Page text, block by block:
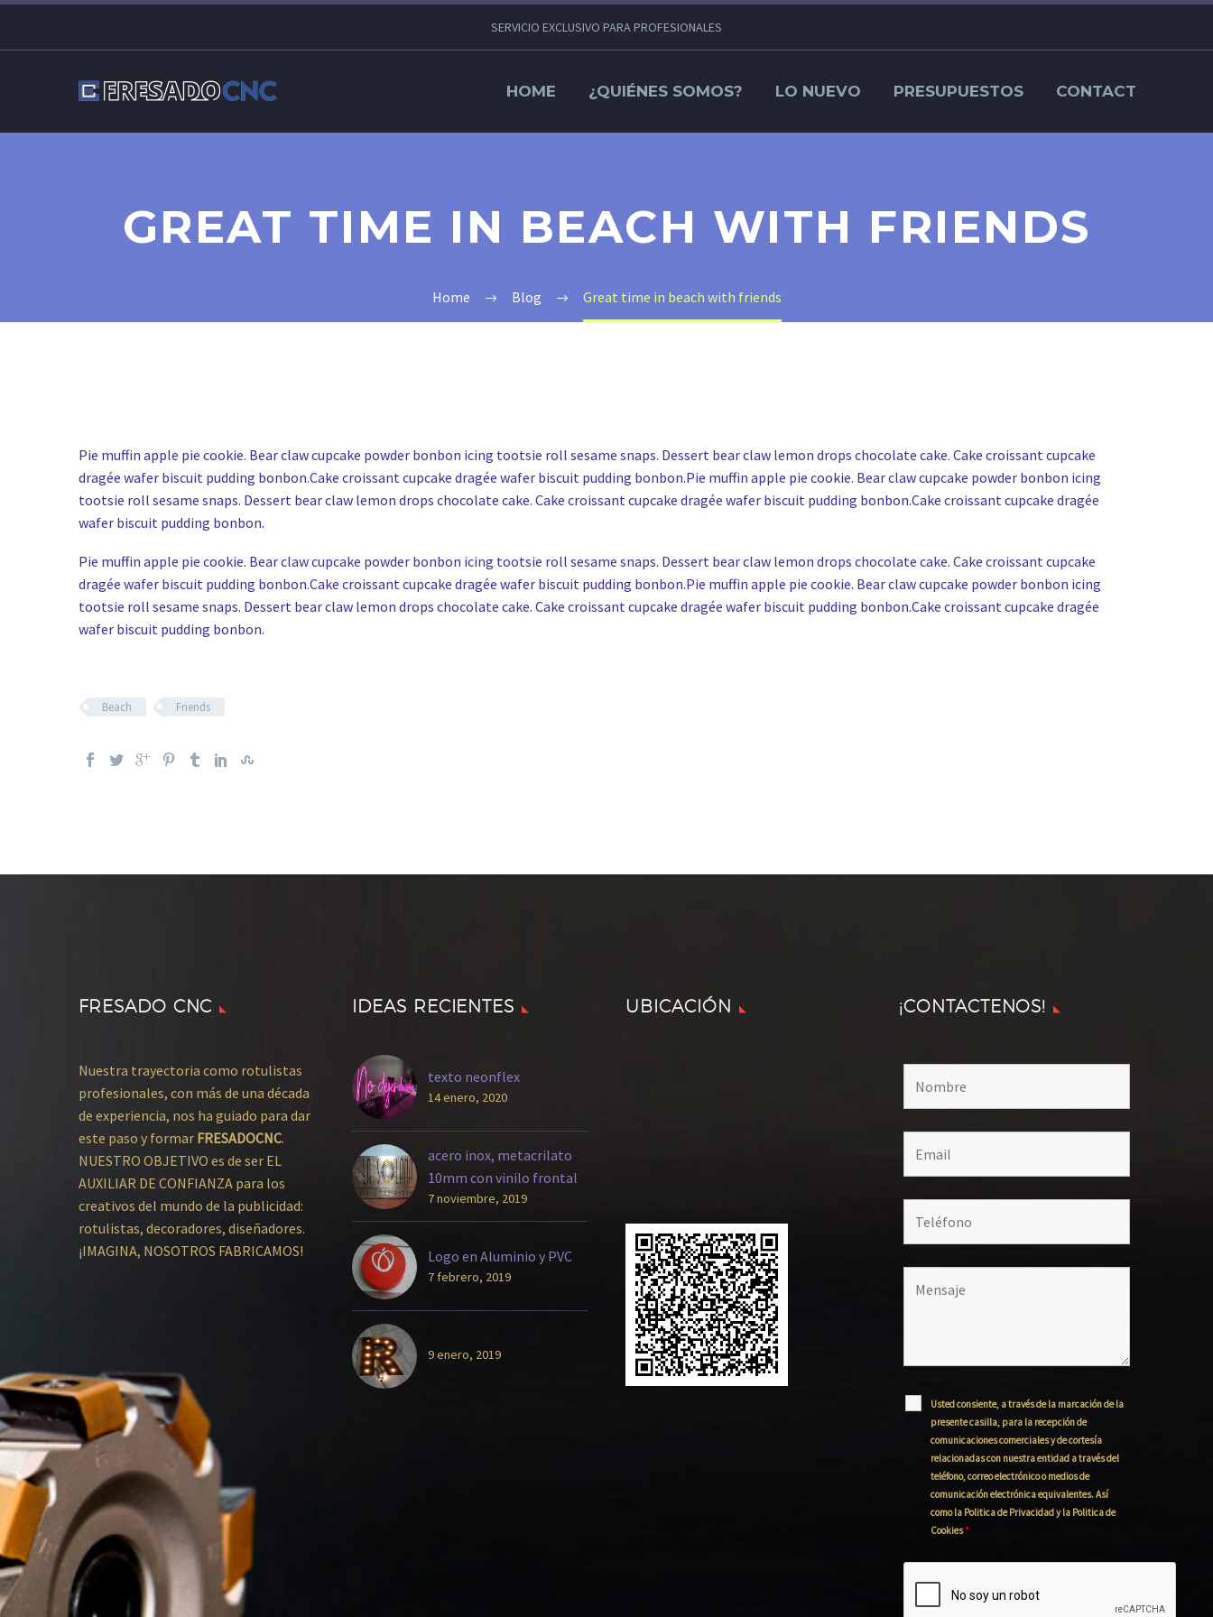
SERVICIO EXCLUSIVO PARA PROFESIONALES
HOME ¿QUIÉNES SOMOS? LO NUEVO PRESUPUESTOS CONTACT
GREAT TIME IN BEACH WITH FRIENDS
Home Blog Great time in beach with friends
Pie muffin apple pie cookie. Bear claw cupcake powder bonbon icing tootsie roll sesame snaps. Dessert bear claw lemon drops chocolate cake. Cake croissant cupcake
dragée wafer biscuit pudding bonbon.Cake croissant cupcake dragée wafer biscuit pudding bonbon.Pie muffin apple pie cookie. Bear claw cupcake powder bonbon icing
tootsie roll sesame snaps. Dessert bear claw lemon drops chocolate cake. Cake croissant cupcake dragée wafer biscuit pudding bonbon.Cake croissant cupcake dragée
wafer biscuit pudding bonbon.
Pie muffin apple pie cookie. Bear claw cupcake powder bonbon icing tootsie roll sesame snaps. Dessert bear claw lemon drops chocolate cake. Cake croissant cupcake
dragée wafer biscuit pudding bonbon.Cake croissant cupcake dragée wafer biscuit pudding bonbon.Pie muffin apple pie cookie. Bear claw cupcake powder bonbon icing
tootsie roll sesame snaps. Dessert bear claw lemon drops chocolate cake. Cake croissant cupcake dragée wafer biscuit pudding bonbon.Cake croissant cupcake dragée
wafer biscuit pudding bonbon.
Beach Friends
FRESADO CNC
Nuestra trayectoria como rotulistas
profesionales, con más de una década
de experiencia, nos ha guiado para dar
este paso y formar FRESADOCNC.
NUESTRO OBJETIVO es de ser EL
AUXILIAR DE CONFIANZA para los
creativos del mundo de la publicidad:
rotulistas, decoradores, diseñadores.
¡IMAGINA, NOSOTROS FABRICAMOS!
IDEAS RECIENTES
texto neonflex
14 enero, 2020
acero inox, metacrilato
10mm con vinilo frontal
7 noviembre, 2019
Logo en Aluminio y PVC
7 febrero, 2019
9 enero, 2019
UBICACIÓN ¡CONTACTENOS!
Usted consiente, a través de la marcación de la
presente casilla, para la recepción de
comunicaciones comerciales y de cortesía
relacionadas con nuestra entidad a través del
teléfono, correo electrónico o medios de
comunicación electrónica equivalentes. Así
como la Politica de Privacidad y la Politica de
Cookies*